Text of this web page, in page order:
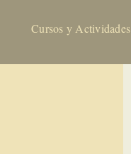
Cursos y Actividades